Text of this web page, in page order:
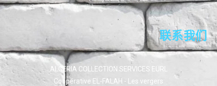
联系我们
ALGERIA COLLECTION SERVICES EURL
Coopérative EL-FALAH - Les vergers